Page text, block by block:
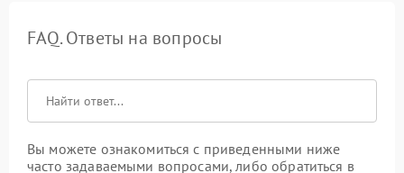
FAQ. Ответы на вопросы
Вы можете ознакомиться с приведенными ниже
часто задаваемыми вопросами, либо обратиться в